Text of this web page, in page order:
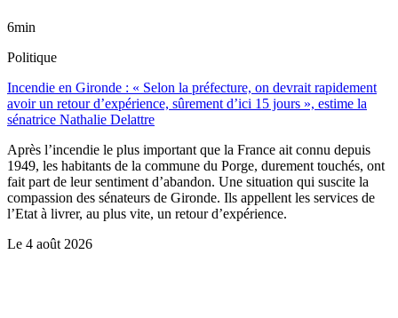
6min
Politique
Incendie en Gironde : « Selon la préfecture, on devrait rapidement
avoir un retour d’expérience, sûrement d’ici 15 jours », estime la
sénatrice Nathalie Delattre
Après l’incendie le plus important que la France ait connu depuis
1949, les habitants de la commune du Porge, durement touchés, ont
fait part de leur sentiment d’abandon. Une situation qui suscite la
compassion des sénateurs de Gironde. Ils appellent les services de
l’Etat à livrer, au plus vite, un retour d’expérience.
Le 4 août 2026